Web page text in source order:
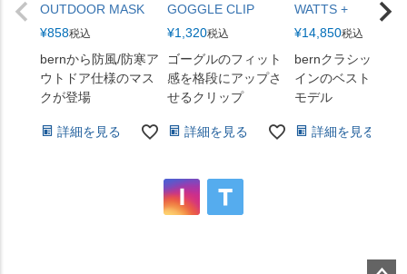
OUTDOOR MASK
¥858税込
bernから防風/防寒ア
ウトドア仕様のマス
クが登場
詳細を見る
GOGGLE CLIP
¥1,320税込
ゴーグルのフィット
感を格段にアップさ
せるクリップ
詳細を見る
WATTS +
¥14,850税込
bernクラシックデ
インのベストセラ
モデル
詳細を見る